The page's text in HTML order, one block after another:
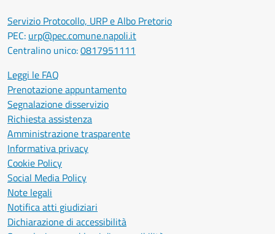
Servizio Protocollo, URP e Albo Pretorio
PEC: urp@pec.comune.napoli.it
Centralino unico:0817951111
Leggi le FAQ
Prenotazione appuntamento
Segnalazione disservizio
Richiesta assistenza
Amministrazione trasparente
Informativa privacy
Cookie Policy
Social Media Policy
Note legali
Notifica atti giudiziari
Dichiarazione di accessibilità